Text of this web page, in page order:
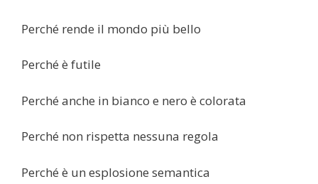
Perché rende il mondo più bello
Perché è futile
Perché anche in bianco e nero è colorata
Perché non rispetta nessuna regola
Perché è un esplosione semantica